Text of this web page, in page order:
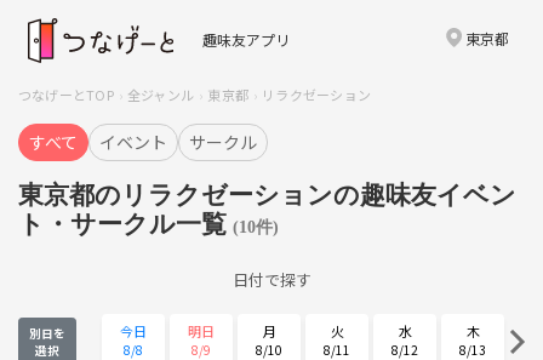
趣味友アプリ 東京都
つなげーとTOP 全ジャンル 東京都 リラクゼーション
すべて イベント サークル
東京都のリラクゼーションの趣味友イベン
ト・サークル一覧 (10件)
日付で探す
別日を
選択
今日
8/8
明日
8/9
月
8/10
火
8/11
水
8/12
木
8/13